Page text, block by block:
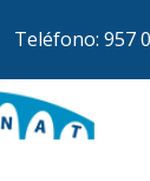
Teléfono: 957